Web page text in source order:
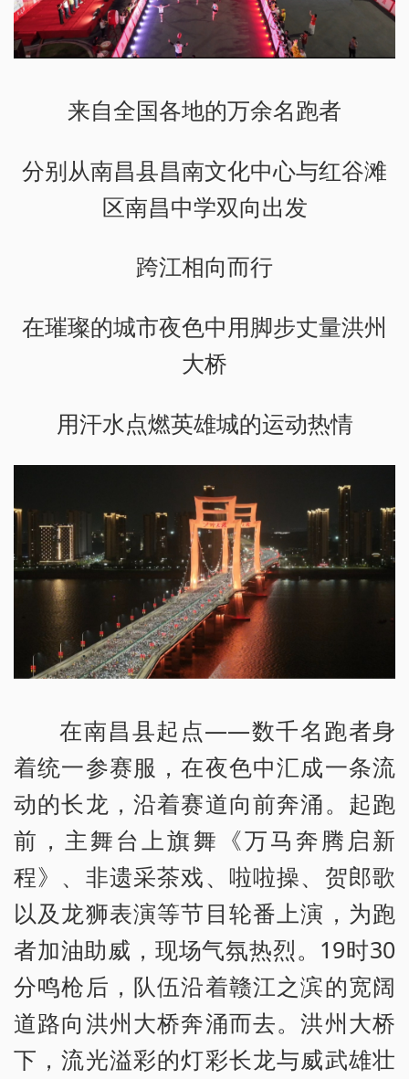
来自全国各地的万余名跑者
分别从南昌县昌南文化中心与红谷滩
区南昌中学双向出发
跨江相向而行
在璀璨的城市夜色中用脚步丈量洪州
大桥
用汗水点燃英雄城的运动热情
在南昌县起点——数千名跑者身
着统一参赛服，在夜色中汇成一条流
动的长龙，沿着赛道向前奔涌。起跑
前，主舞台上旗舞《万马奔腾启新
程》、非遗采茶戏、啦啦操、贺郎歌
以及龙狮表演等节目轮番上演，为跑
者加油助威，现场气氛热烈。19时30
分鸣枪后，队伍沿着赣江之滨的宽阔
道路向洪州大桥奔涌而去。洪州大桥
下，流光溢彩的灯彩长龙与威武雄壮